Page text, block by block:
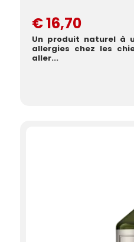
€ 16,70
Un produit naturel à
allergies chez les
aller...